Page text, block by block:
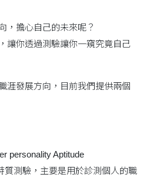
，擔心自己的未來呢？
讓你透過測驗讓你一窺究竟自己
涯發展方向，目前我們提供兩個
personality Aptitude
質測驗，主要是用於診測個人的職